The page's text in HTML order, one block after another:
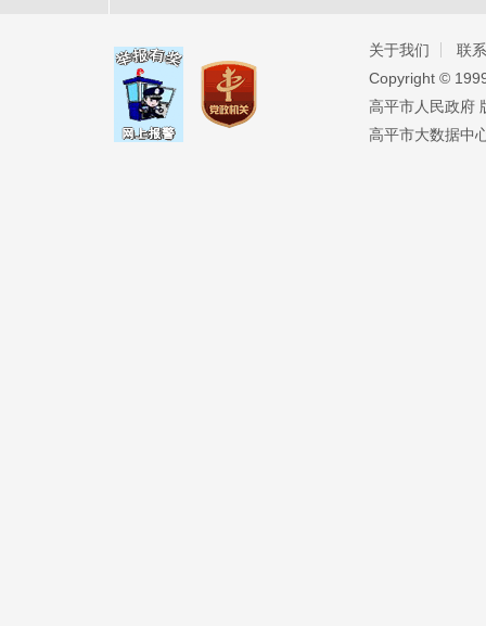
关于我们
联
Copyright ©️
高平市人民政府
高平市大数据